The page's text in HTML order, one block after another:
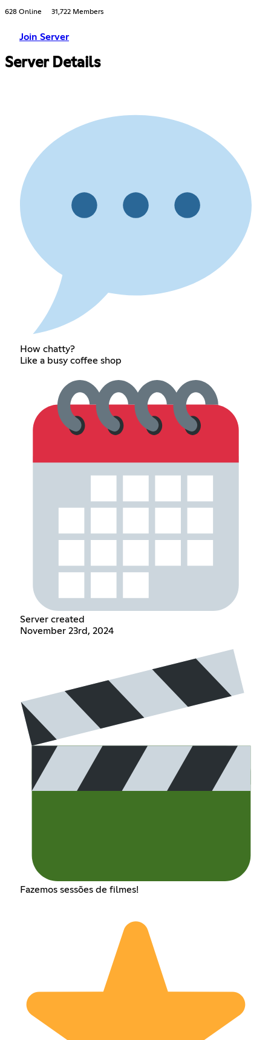
628 Online 31,722 Members
Join Server
Server Details
How chatty?
Like a busy coffee shop
Server created
November 23rd, 2024
Fazemos sessões de filmes!